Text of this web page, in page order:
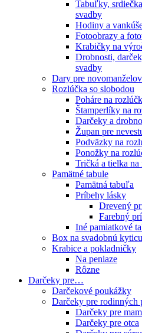
Tabuľky,
svadby
Hodiny a
Fotoobrazy a
Krabičky na
Drobnosti,
svadby
Dary pre novomanželov
Rozlúčka so slobodou
Poháre na
Štamperlíky na
Darčeky a
Župan pre
Podväzky na
Ponožky na
Tričká a tielka
Pamätné tabule
Pamätná tabuľa
Príbehy lásky
Drevený
Farebný
Iné pamiatkové
Box na svadobnú kyticu
Krabice a pokladničky
Na peniaze
Rôzne
Darčeky pre…
Darčekové poukážky
Darčeky pre rodinných
Darčeky pre
Darčeky pre otca